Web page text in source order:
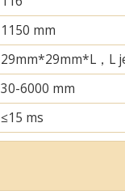
1150 mm
29mm*29mm*L，L
30-6000 mm
≤15 ms